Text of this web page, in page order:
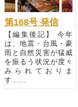
第168号 発信
【編集後記】 今年
は、地震・台風・豪
雨と自然災害が猛威
を振るう状況が度々
みられておりま
す……